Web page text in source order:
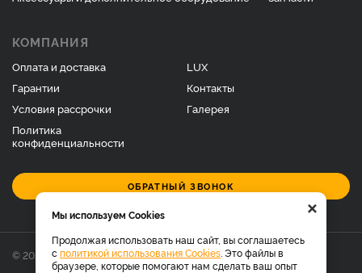
КОМПАНИЯ
Оплата и доставка
Гарантии
Условия рассрочки
Политика
конфиденциальности
LUX
Контакты
Галерея
ОБРАТНЫЙ ЗВОНОК
© 2026 Фирменный магазин багажников LUX.
×
Мы используем Cookies
Продолжая использовать наш сайт, вы соглашаетесь
с политикой использования Cookies . Это файлы в
браузере, которые помогают нам сделать ваш опыт